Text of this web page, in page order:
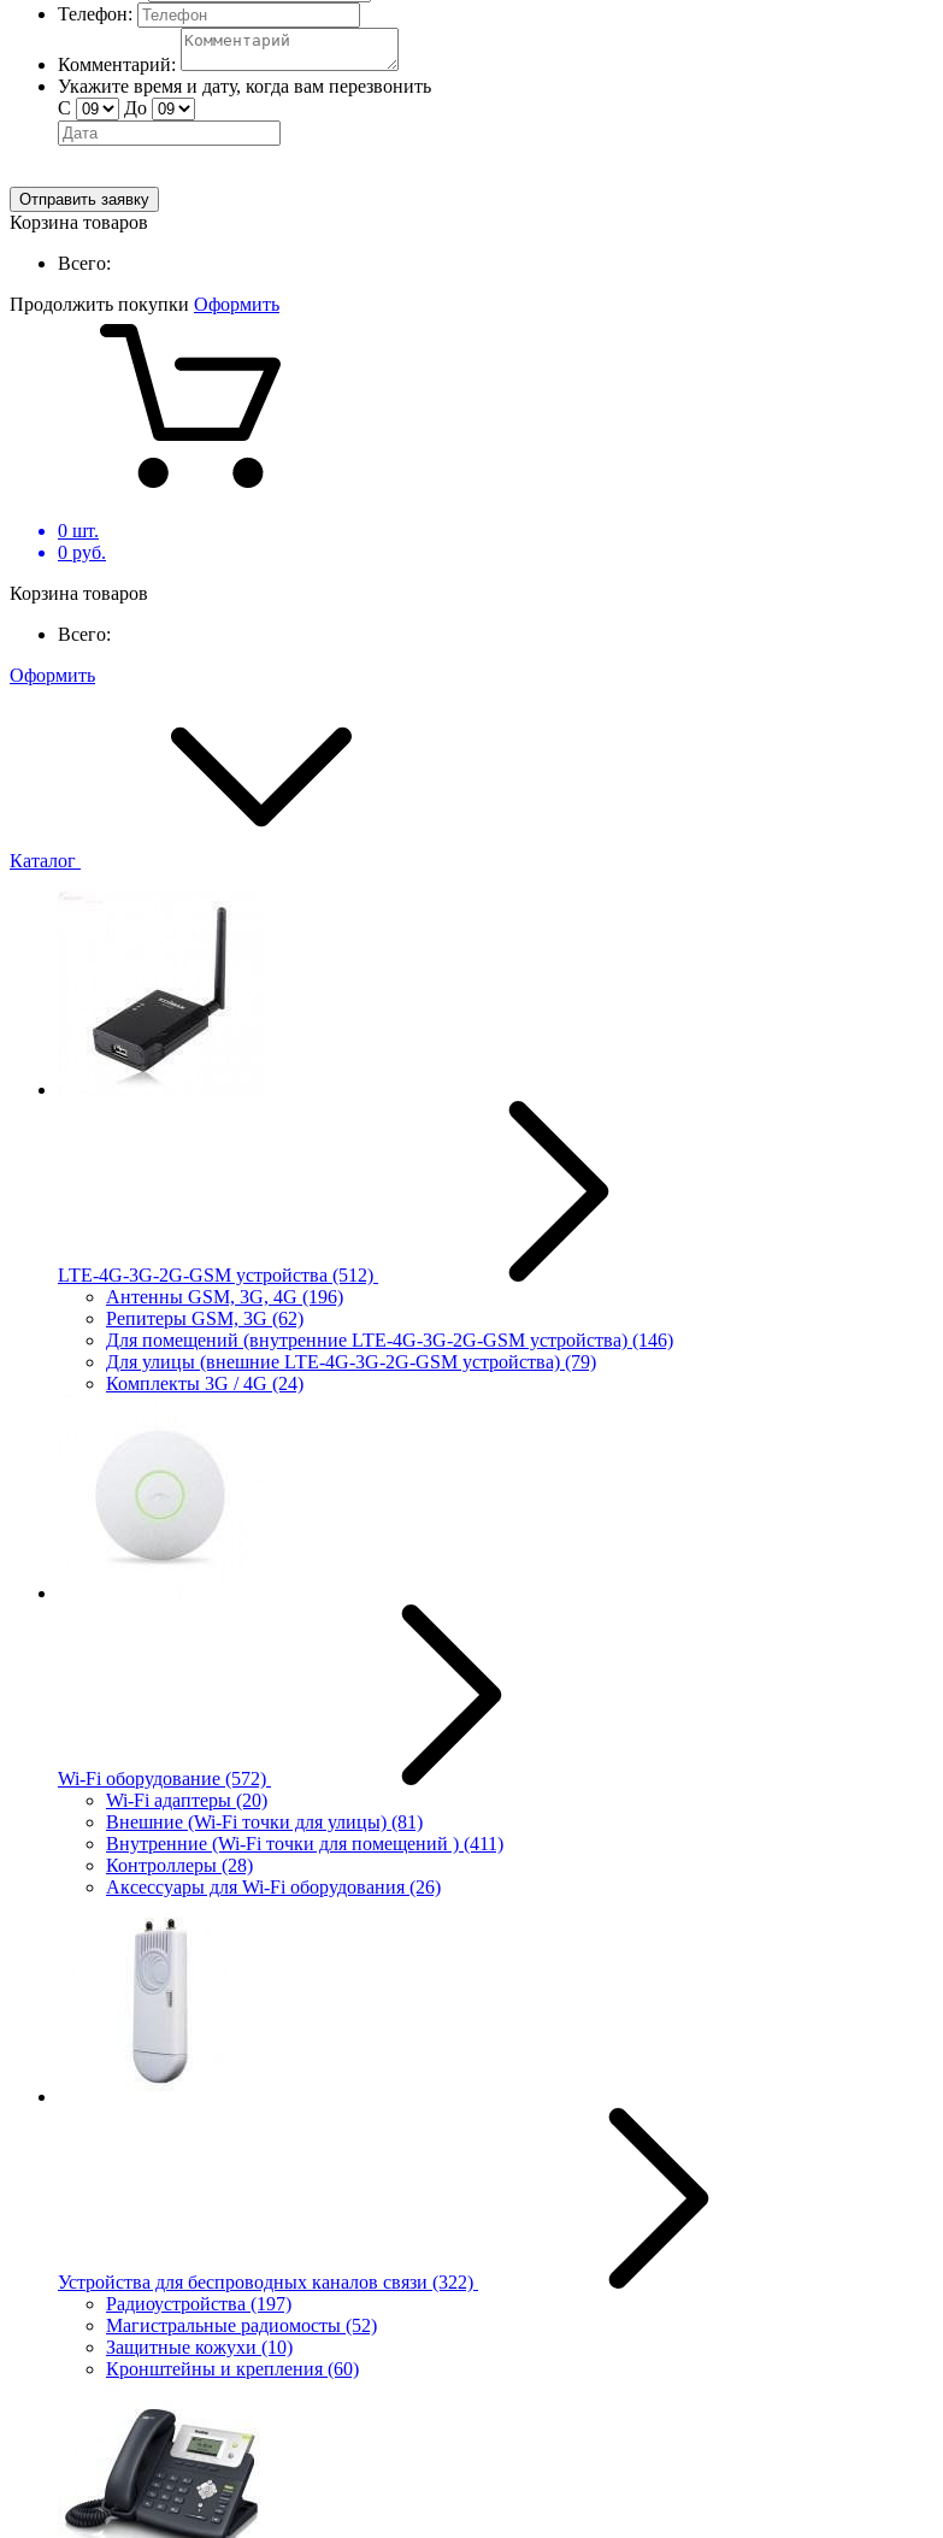
Телефон:
Комментарий:
Укажите время и дату, когда вам перезвонить
С
До
Отправить заявку
Корзина товаров
Всего:
Продолжить покупки Оформить
0 шт.
0 руб.
Корзина товаров
Всего:
Оформить
Каталог
LTE-4G-3G-2G-GSM устройства (512)
Антенны GSM, 3G, 4G (196)
Репитеры GSM, 3G (62)
Для помещений (внутренние LTE-4G-3G-2G-GSM устройства) (146)
Для улицы (внешние LTE-4G-3G-2G-GSM устройства) (79)
Комплекты 3G / 4G (24)
Wi-Fi оборудование (572)
Wi-Fi адаптеры (20)
Внешние (Wi-Fi точки для улицы) (81)
Внутренние (Wi-Fi точки для помещений ) (411)
Контроллеры (28)
Аксессуары для Wi-Fi оборудования (26)
Устройства для беспроводных каналов связи (322)
Радиоустройства (197)
Магистральные радиомосты (52)
Защитные кожухи (10)
Кронштейны и крепления (60)